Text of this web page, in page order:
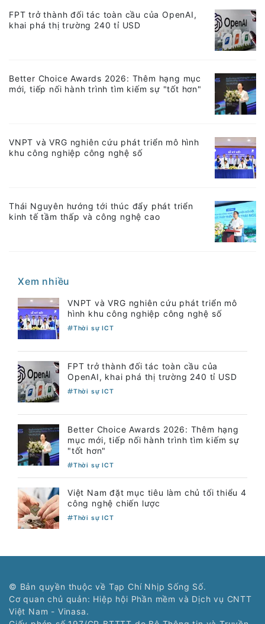
FPT trở thành đối tác toàn cầu của OpenAI,
khai phá thị trường 240 tỉ USD
Better Choice Awards 2026: Thêm hạng mục
mới, tiếp nối hành trình tìm kiếm sự "tốt hơn"
VNPT và VRG nghiên cứu phát triển mô hình
khu công nghiệp công nghệ số
Thái Nguyên hướng tới thúc đẩy phát triển
kinh tế tầm thấp và công nghệ cao
Xem nhiều
VNPT và VRG nghiên cứu phát triển mô
hình khu công nghiệp công nghệ số
Thời sự ICT
FPT trở thành đối tác toàn cầu của
OpenAI, khai phá thị trường 240 tỉ USD
Thời sự ICT
Better Choice Awards 2026: Thêm hạng
mục mới, tiếp nối hành trình tìm kiếm sự
"tốt hơn"
Thời sự ICT
Việt Nam đặt mục tiêu làm chủ tối thiểu 4
công nghệ chiến lược
Thời sự ICT
© Bản quyền thuộc về Tạp Chí Nhịp Sống Số.
Cơ quan chủ quản: Hiệp hội Phần mềm và Dịch vụ CNTT
Việt Nam - Vinasa.